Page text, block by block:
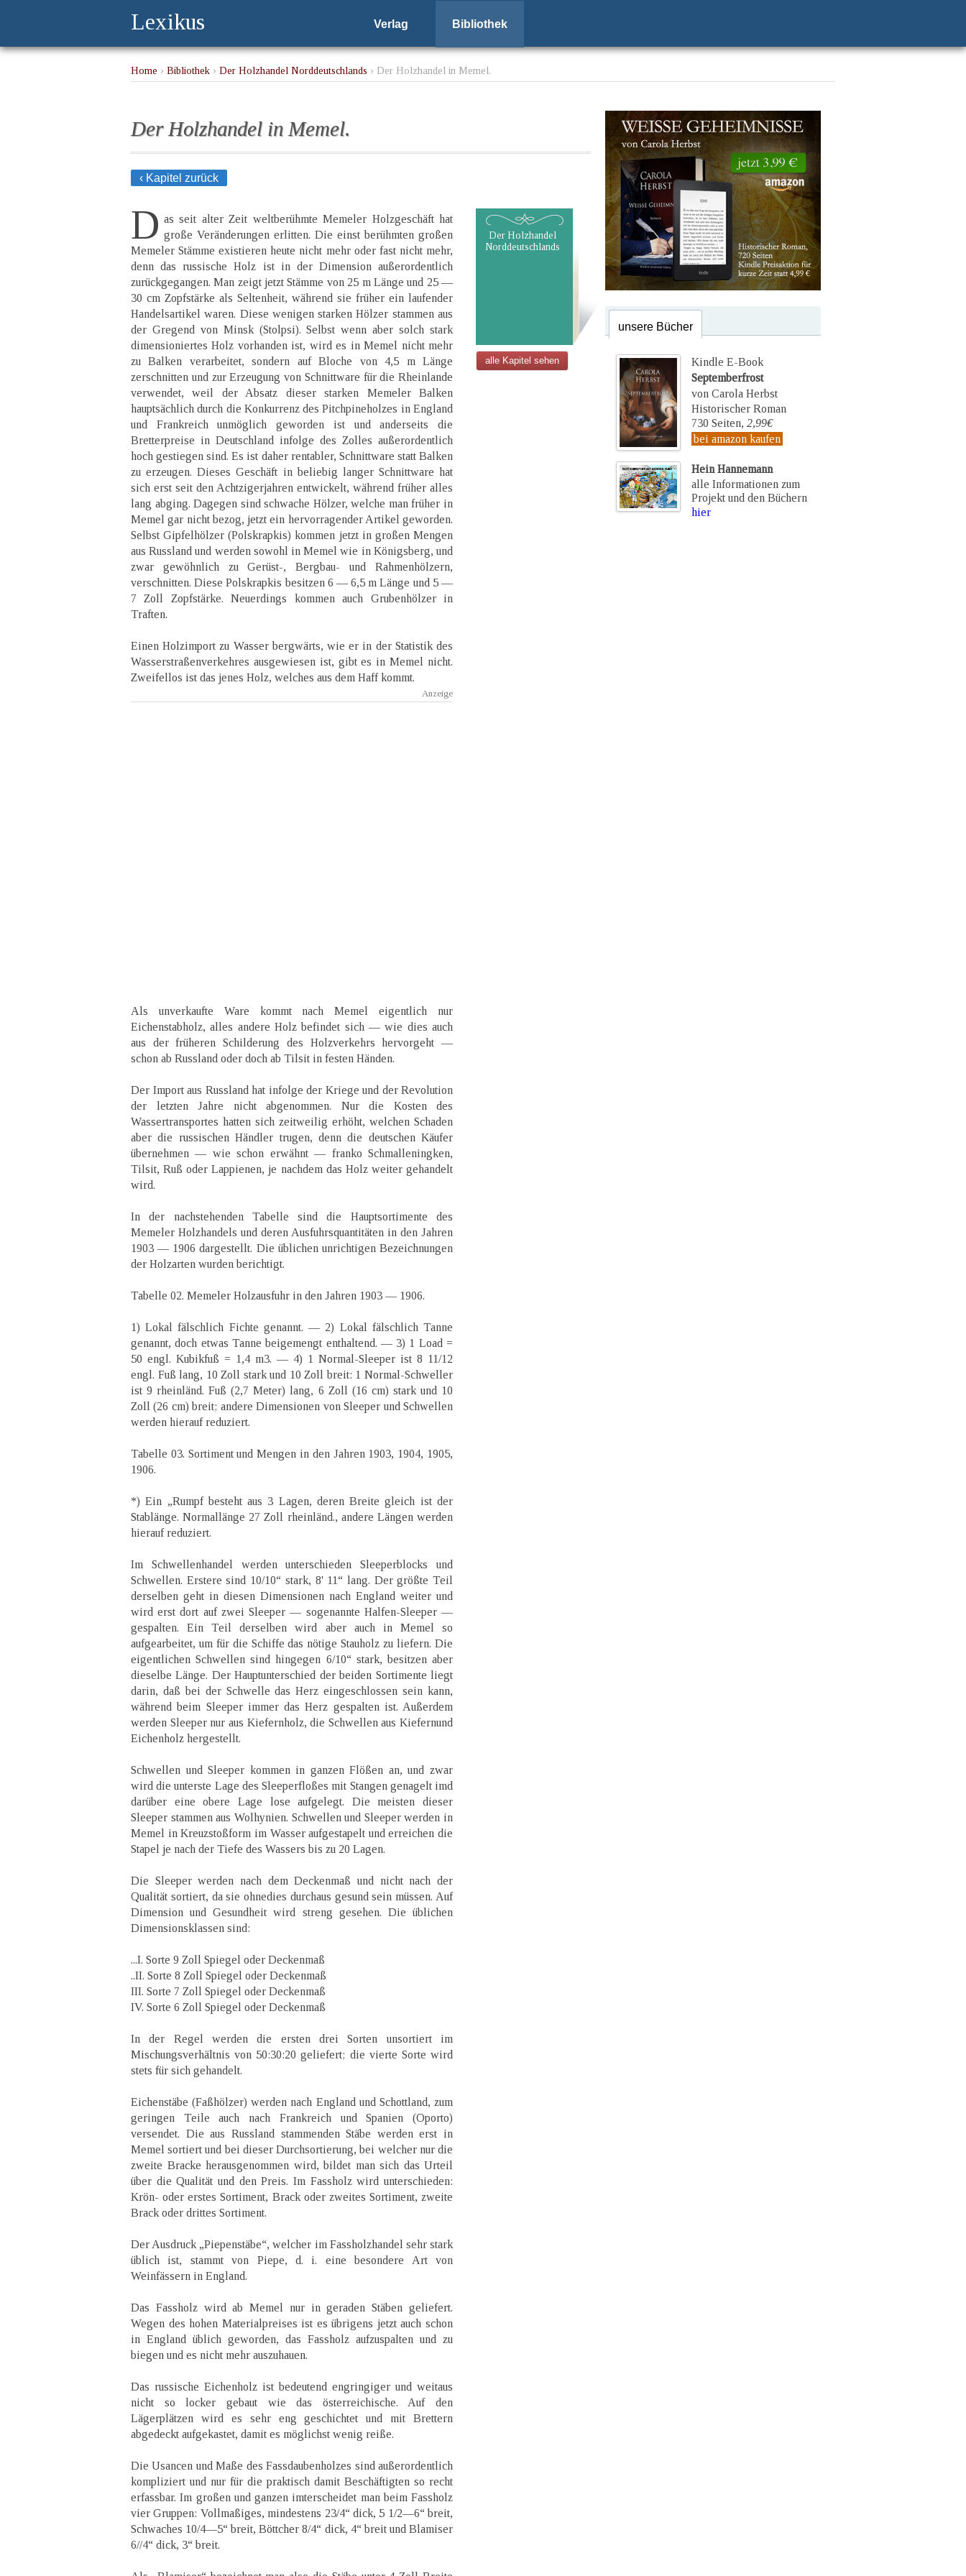
Lexikus Verlag Bibliothek
Home › Bibliothek › Der Holzhandel Norddeutschlands › Der Holzhandel in Memel.
Der Holzhandel in Memel.
‹ Kapitel zurück
D as seit alter Zeit weltberühmte Memeler Holzgeschäft hat
große Veränderungen erlitten. Die einst berühmten großen
Memeler Stämme existieren heute nicht mehr oder fast nicht mehr,
denn das russische Holz ist in der Dimension außerordentlich
zurückgegangen. Man zeigt jetzt Stämme von 25 m Länge und 25 —
30 cm Zopfstärke als Seltenheit, während sie früher ein laufender
Handelsartikel waren. Diese wenigen starken Hölzer stammen aus
der Gregend von Minsk (Stolpsi). Selbst wenn aber solch stark
dimensioniertes Holz vorhanden ist, wird es in Memel nicht mehr
zu Balken verarbeitet, sondern auf Bloche von 4,5 m Länge
zerschnitten und zur Erzeugung von Schnittware für die Rheinlande
verwendet, weil der Absatz dieser starken Memeler Balken
hauptsächlich durch die Konkurrenz des Pitchpineholzes in England
und Frankreich unmöglich geworden ist und anderseits die
Bretterpreise in Deutschland infolge des Zolles außerordentlich
hoch gestiegen sind. Es ist daher rentabler, Schnittware statt Balken
zu erzeugen. Dieses Geschäft in beliebig langer Schnittware hat
sich erst seit den Achtzigerjahren entwickelt, während früher alles
lang abging. Dagegen sind schwache Hölzer, welche man früher in
Memel gar nicht bezog, jetzt ein hervorragender Artikel geworden.
Selbst Gipfelhölzer (Polskrapkis) kommen jetzt in großen Mengen
aus Russland und werden sowohl in Memel wie in Königsberg, und
zwar gewöhnlich zu Gerüst-, Bergbau- und Rahmenhölzern,
verschnitten. Diese Polskrapkis besitzen 6 — 6,5 m Länge und 5 —
7 Zoll Zopfstärke. Neuerdings kommen auch Grubenhölzer in
Traften.
Einen Holzimport zu Wasser bergwärts, wie er in der Statistik des
Wasserstraßenverkehres ausgewiesen ist, gibt es in Memel nicht.
Zweifellos ist das jenes Holz, welches aus dem Haff kommt.
Als unverkaufte Ware kommt nach Memel eigentlich nur
Eichenstabholz, alles andere Holz befindet sich — wie dies auch
aus der früheren Schilderung des Holzverkehrs hervorgeht —
schon ab Russland oder doch ab Tilsit in festen Händen.
Der Import aus Russland hat infolge der Kriege und der Revolution
der letzten Jahre nicht abgenommen. Nur die Kosten des
Wassertransportes hatten sich zeitweilig erhöht, welchen Schaden
aber die russischen Händler trugen, denn die deutschen Käufer
übernehmen — wie schon erwähnt — franko Schmalleningken,
Tilsit, Ruß oder Lappienen, je nachdem das Holz weiter gehandelt
wird.
In der nachstehenden Tabelle sind die Hauptsortimente des
Memeler Holzhandels und deren Ausfuhrsquantitäten in den Jahren
1903 — 1906 dargestellt. Die üblichen unrichtigen Bezeichnungen
der Holzarten wurden berichtigt.
Tabelle 02. Memeler Holzausfuhr in den Jahren 1903 — 1906.
1) Lokal fälschlich Fichte genannt. — 2) Lokal fälschlich Tanne
genannt, doch etwas Tanne beigemengt enthaltend. — 3) 1 Load =
50 engl. Kubikfuß = 1,4 m3. — 4) 1 Normal-Sleeper ist 8 11/12
engl. Fuß lang, 10 Zoll stark und 10 Zoll breit: 1 Normal-Schweller
ist 9 rheinländ. Fuß (2,7 Meter) lang, 6 Zoll (16 cm) stark und 10
Zoll (26 cm) breit; andere Dimensionen von Sleeper und Schwellen
werden hierauf reduziert.
Tabelle 03. Sortiment und Mengen in den Jahren 1903, 1904, 1905,
1906.
*) Ein „Rumpf besteht aus 3 Lagen, deren Breite gleich ist der
Stablänge. Normallänge 27 Zoll rheinländ., andere Längen werden
hierauf reduziert.
Im Schwellenhandel werden unterschieden Sleeperblocks und
Schwellen. Erstere sind 10/10“ stark, 8' 11“ lang. Der größte Teil
derselben geht in diesen Dimensionen nach England weiter und
wird erst dort auf zwei Sleeper — sogenannte Halfen-Sleeper —
gespalten. Ein Teil derselben wird aber auch in Memel so
aufgearbeitet, um für die Schiffe das nötige Stauholz zu liefern. Die
eigentlichen Schwellen sind hingegen 6/10“ stark, besitzen aber
dieselbe Länge. Der Hauptunterschied der beiden Sortimente liegt
darin, daß bei der Schwelle das Herz eingeschlossen sein kann,
während beim Sleeper immer das Herz gespalten ist. Außerdem
werden Sleeper nur aus Kiefernholz, die Schwellen aus Kiefernund
Eichenholz hergestellt.
Schwellen und Sleeper kommen in ganzen Flößen an, und zwar
wird die unterste Lage des Sleeperfloßes mit Stangen genagelt imd
darüber eine obere Lage lose aufgelegt. Die meisten dieser
Sleeper stammen aus Wolhynien. Schwellen und Sleeper werden in
Memel in Kreuzstoßform im Wasser aufgestapelt und erreichen die
Stapel je nach der Tiefe des Wassers bis zu 20 Lagen.
Die Sleeper werden nach dem Deckenmaß und nicht nach der
Qualität sortiert, da sie ohnedies durchaus gesund sein müssen. Auf
Dimension und Gesundheit wird streng gesehen. Die üblichen
Dimensionsklassen sind:
...I. Sorte 9 Zoll Spiegel oder Deckenmaß
..II. Sorte 8 Zoll Spiegel oder Deckenmaß
III. Sorte 7 Zoll Spiegel oder Deckenmaß
IV. Sorte 6 Zoll Spiegel oder Deckenmaß
In der Regel werden die ersten drei Sorten unsortiert im
Mischungsverhältnis von 50:30:20 geliefert; die vierte Sorte wird
stets für sich gehandelt.
Eichenstäbe (Faßhölzer) werden nach England und Schottland, zum
geringen Teile auch nach Frankreich und Spanien (Oporto)
versendet. Die aus Russland stammenden Stäbe werden erst in
Memel sortiert und bei dieser Durchsortierung, bei welcher nur die
zweite Bracke herausgenommen wird, bildet man sich das Urteil
über die Qualität und den Preis. Im Fassholz wird unterschieden:
Krön- oder erstes Sortiment, Brack oder zweites Sortiment, zweite
Brack oder drittes Sortiment.
Der Ausdruck „Piepenstäbe“, welcher im Fassholzhandel sehr stark
üblich ist, stammt von Piepe, d. i. eine besondere Art von
Weinfässern in England.
Das Fassholz wird ab Memel nur in geraden Stäben geliefert.
Wegen des hohen Materialpreises ist es übrigens jetzt auch schon
in England üblich geworden, das Fassholz aufzuspalten und zu
biegen und es nicht mehr auszuhauen.
Das russische Eichenholz ist bedeutend engringiger und weitaus
nicht so locker gebaut wie das österreichische. Auf den
Lägerplätzen wird es sehr eng geschichtet und mit Brettern
abgedeckt aufgekastet, damit es möglichst wenig reiße.
Die Usancen und Maße des Fassdaubenholzes sind außerordentlich
kompliziert und nur für die praktisch damit Beschäftigten so recht
erfassbar. Im großen und ganzen imterscheidet man beim Fassholz
vier Gruppen: Vollmaßiges, mindestens 23/4“ dick, 5 1/2—6“ breit,
Schwaches 10/4—5“ breit, Böttcher 8/4“ dick, 4“ breit und Blamiser
6//4“ dick, 3“ breit.
Der Holzhandel
Norddeutschlands
alle Kapitel sehen
unsere Bücher
Kindle E-Book
Septemberfrost
von Carola Herbst
Historischer Roman
730 Seiten, 2,99€
bei amazon kaufen
Hein Hannemann
alle Informationen zum
Projekt und den Büchern
hier